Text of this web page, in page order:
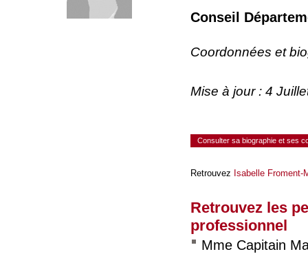
Conseil
Coordonnées et
Mise à jour : 4
Consulter sa biographie et ses
Retrouvez Isabelle Froment-
Retrouvez les
professionnel
Mme Capitain